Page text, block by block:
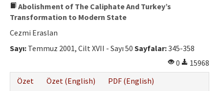
Abolishment of The Caliphate And Turkey’s
Transformation to Modern State
Cezmi Eraslan
Sayı: Temmuz 2001, Cilt XVII - Sayı 50 Sayfalar:345-358
0
15968
Özet
Özet (English)
PDF (English)